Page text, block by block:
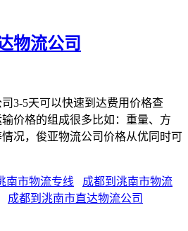
物流公司
3-5天可以快速到达费用价格查
价格的组成很多比如：重量、方
况，俊亚物流公司价格从优同时可
南市物流专线
成都到洮南市物流
成都到洮南市直达物流公司